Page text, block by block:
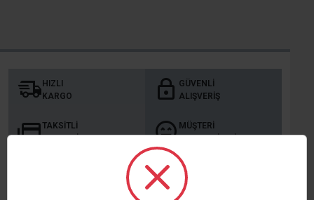
HIZLI
KARGO
GÜVENLI
ALIŞVERIŞ
TAKSITLI
ALIŞVERIŞ
MÜŞTERI
MEMNUNIYETI